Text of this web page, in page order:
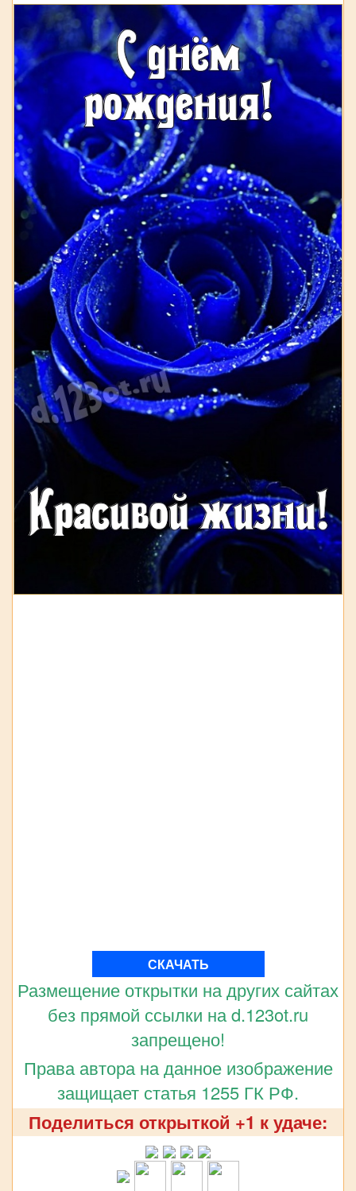
СКАЧАТЬ
Размещение открытки на других сайтах
без прямой ссылки на d.123ot.ru
запрещено!
Права автора на данное изображение
защищает статья 1255 ГК РФ.
Поделиться открыткой +1 к удаче: